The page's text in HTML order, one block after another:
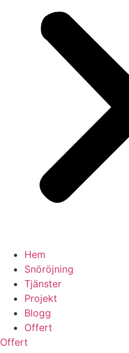
Hem
Snöröjning
Tjänster
Projekt
Blogg
Offert
Offert